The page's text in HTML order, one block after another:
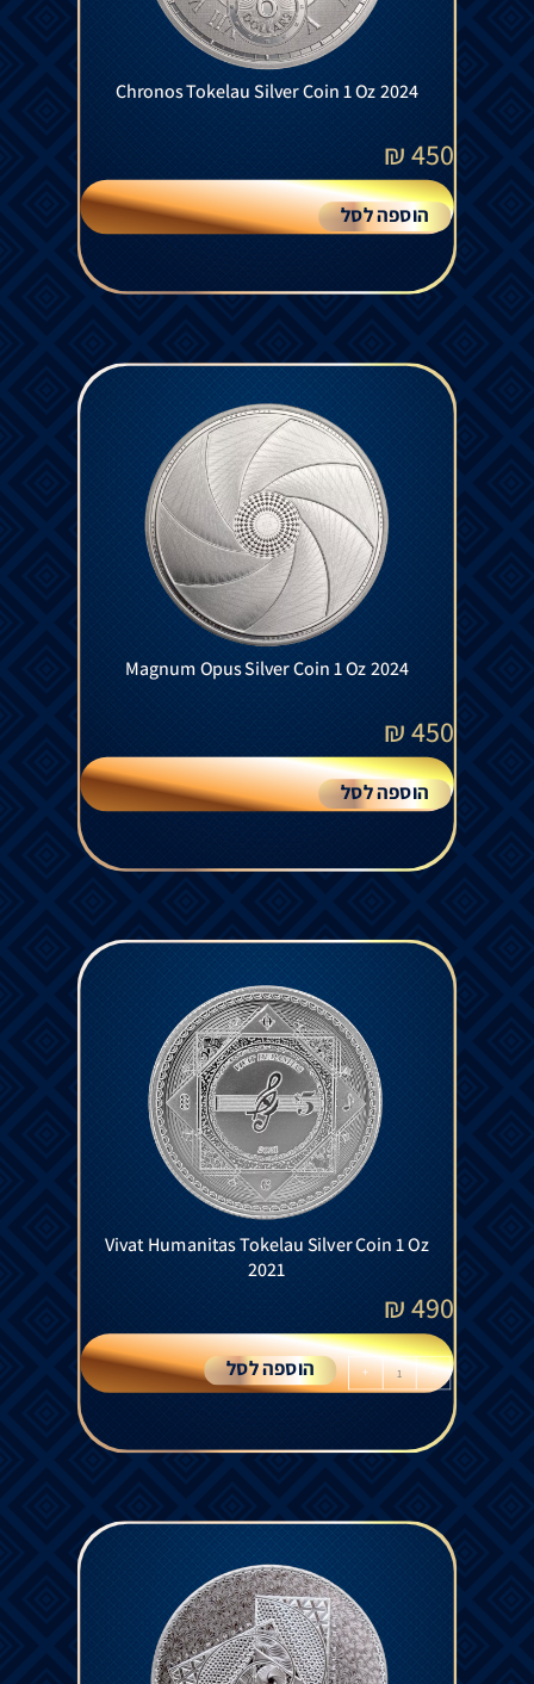
Chronos Tokelau Silver Coin 1 Oz 2024
450
₪
הוספה לסל
Magnum Opus Silver Coin 1 Oz 2024
450
₪
הוספה לסל
Vivat Humanitas Tokelau Silver Coin 1 Oz
2021
490
₪
-
+ הוספה לסל